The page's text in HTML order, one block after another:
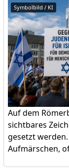
Symbolbild / KI
Auf dem
sichtbares
gesetzt
Aufmärschen,